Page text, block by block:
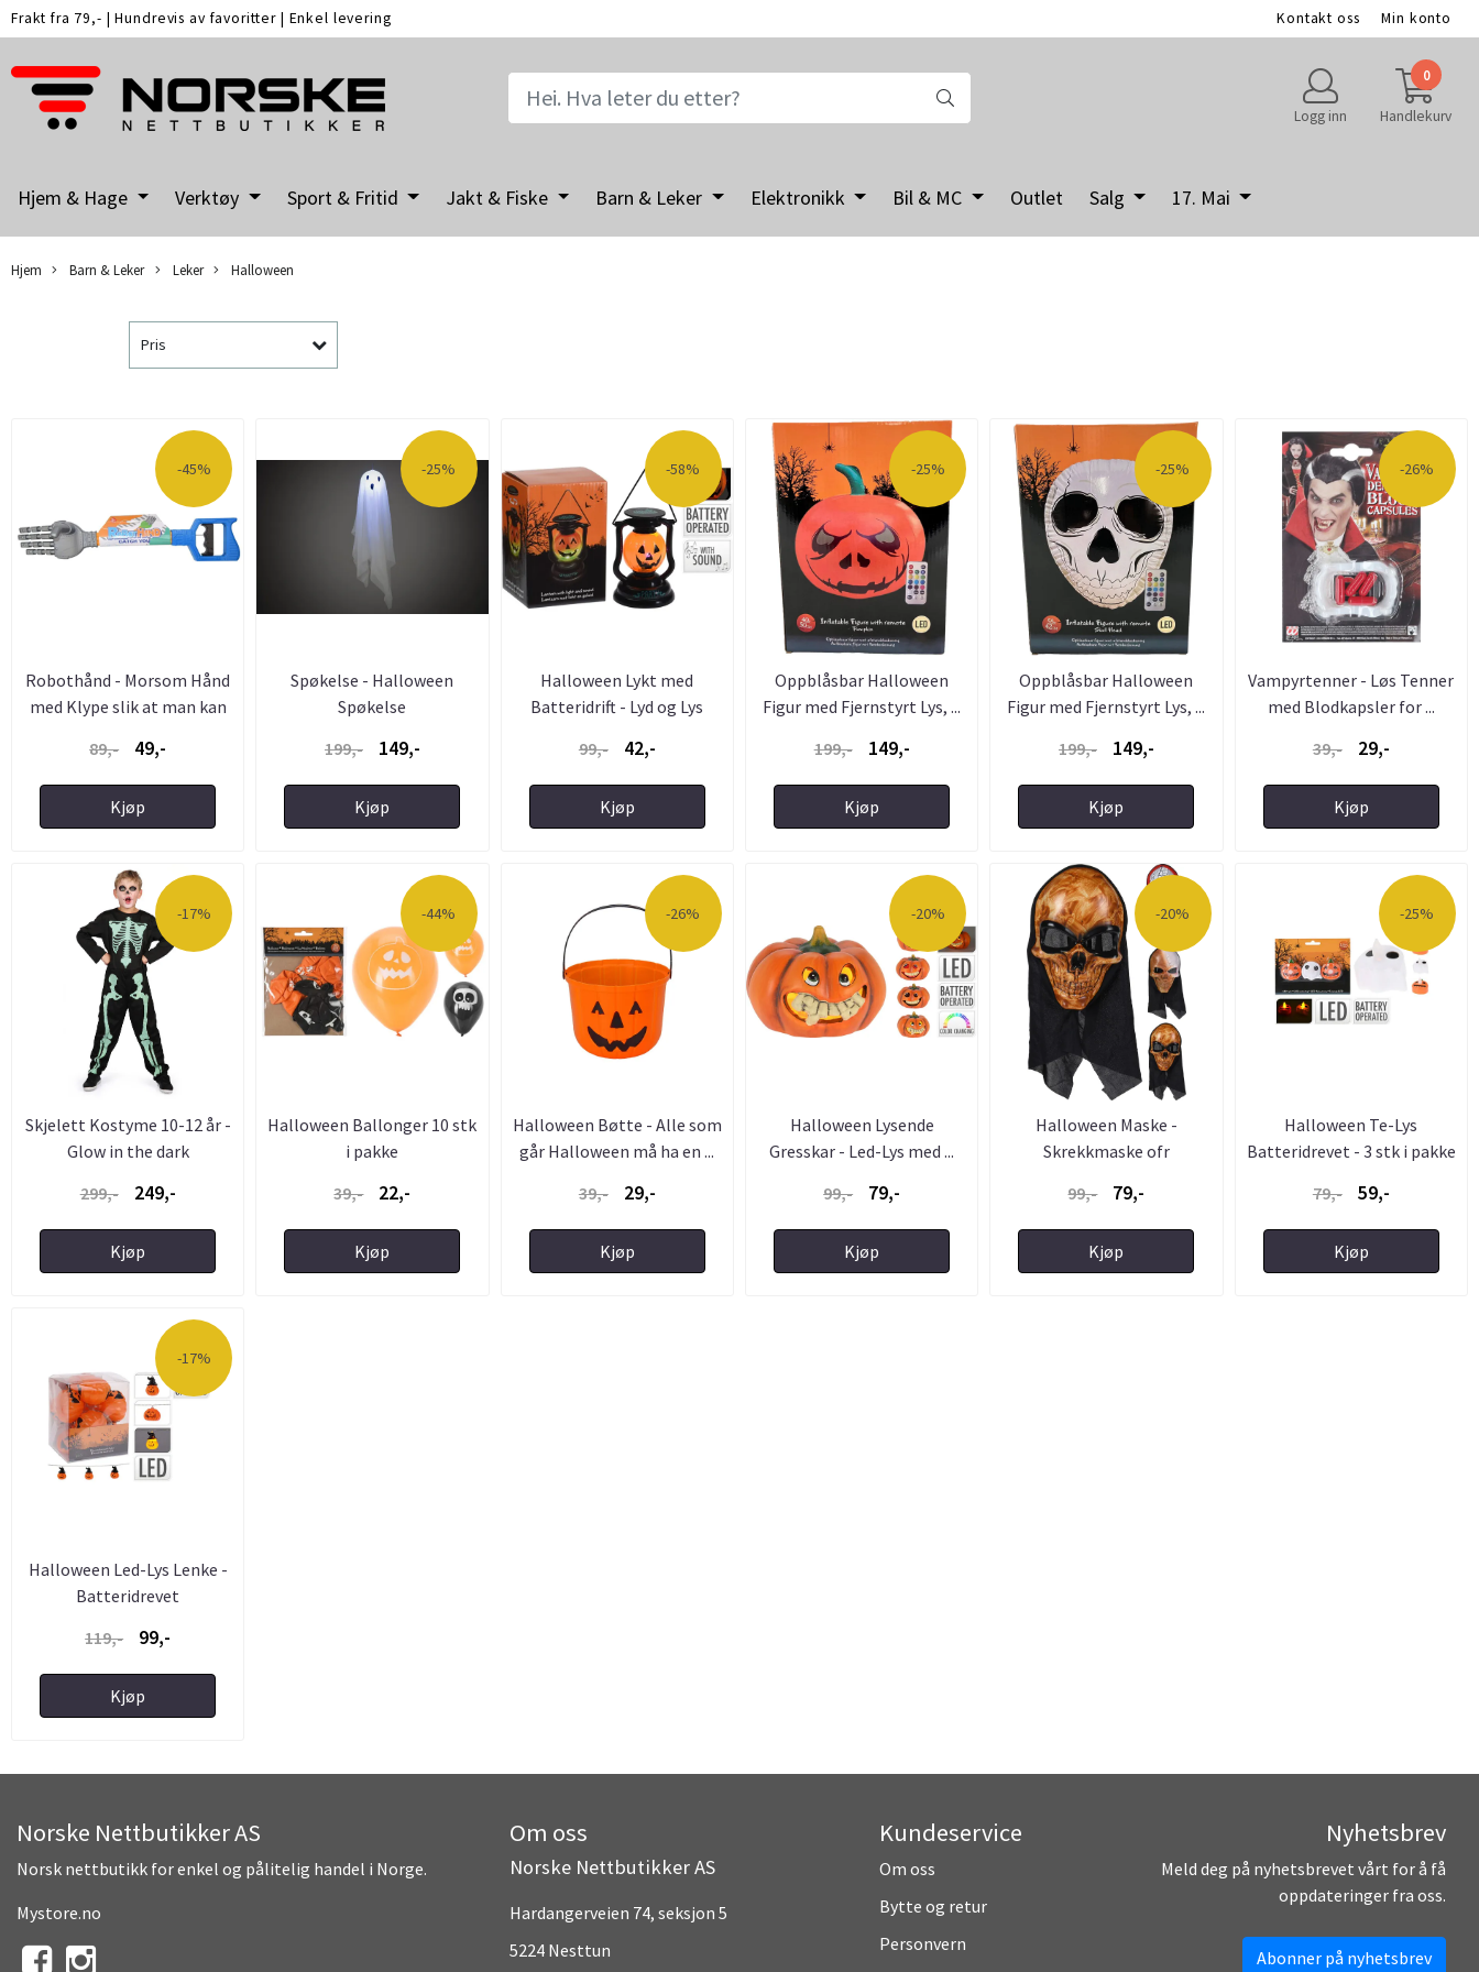
Frakt fra 79,- |Hundrevis av favoritter | Enkel levering Kontakt oss Min konto
Logg inn
0
Handlekurv
Hjem & Hage Verktøy Sport & Fritid Jakt & Fiske Barn & Leker Elektronikk Bil & MC Outlet Salg 17. Mai
Hjem Barn & Leker Leker Halloween
Pris
-45%
Robothånd - Morsom Hånd
med Klype slik at man kan
89,- 49,-
Kjøp
-25%
Spøkelse - Halloween
Spøkelse
199,-
149,-
Kjøp
-58%
Halloween Lykt med
Batteridrift - Lyd og Lys
99,-
42,-
Kjøp
-25%
Oppblåsbar Halloween
Figur med Fjernstyrt Lys, ...
199,-
149,-
Kjøp
-25%
Oppblåsbar Halloween
Figur med Fjernstyrt Lys, ...
199,-
149,-
Kjøp
-26%
Vampyrtenner - Løs Tenner
med Blodkapsler for ...
39,-
29,-
Kjøp
-17%
Skjelett Kostyme 10-12 år -
Glow in the dark
299,-
249,-
Kjøp
-44%
Halloween Ballonger 10 stk
i pakke
39,-
22,-
Kjøp
-26%
Halloween Bøtte - Alle som
går Halloween må ha en ...
39,-
29,-
Kjøp
-20%
Halloween Lysende
Gresskar - Led-Lys med ...
99,-
79,-
Kjøp
-20%
Halloween Maske -
Skrekkmaske ofr
99,- 79,-
Kjøp
-25%
Halloween Te-Lys
Batteridrevet - 3 stk i pakke
79,- 59,-
Kjøp
-17%
Halloween Led-Lys Lenke -
Batteridrevet
119,-
99,-
Kjøp
Norske Nettbutikker AS
Norsk nettbutikk for enkel og pålitelig handel i Norge.
Mystore.no
Om oss
Norske Nettbutikker AS
Hardangerveien 74, seksjon 5
5224 Nesttun
Kundeservice
Om oss
Bytte og retur
Personvern
Nyhetsbrev
Meld deg på nyhetsbrevet vårt for å få
oppdateringer fra oss.
Abonner på nyhetsbrev